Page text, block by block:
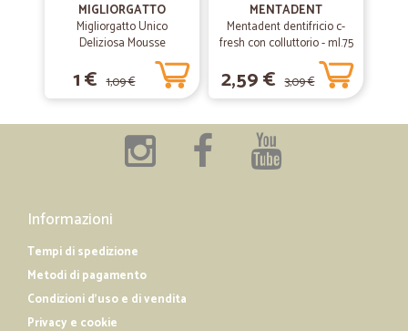
MIGLIORGATTO
Migliorgatto Unico
Deliziosa Mousse
Prosciutto 85 gr.
1 € 1,09 €
MENTADENT
Mentadent dentifricio c-
fresh con colluttorio - ml.75
2,59 € 3,09 €
Informazioni
Tempi di spedizione
Metodi di pagamento
Condizioni d'uso e di vendita
Privacy e cookie